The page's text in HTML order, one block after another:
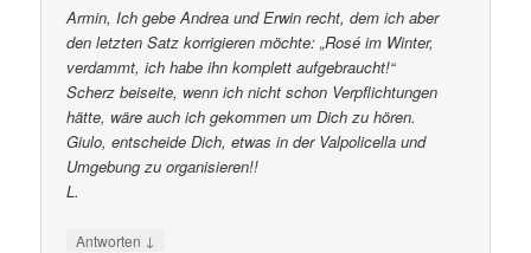
Armin, Ich gebe Andrea und Erwin recht, dem ich aber
den letzten Satz korrigieren möchte: „Rosé im Winter,
verdammt, ich habe ihn komplett aufgebraucht!“
Scherz beiseite, wenn ich nicht schon Verpflichtungen
hätte, wäre auch ich gekommen um Dich zu hören.
Giulo, entscheide Dich, etwas in der Valpolicella und
Umgebung zu organisieren!!
L.
Antworten ↓